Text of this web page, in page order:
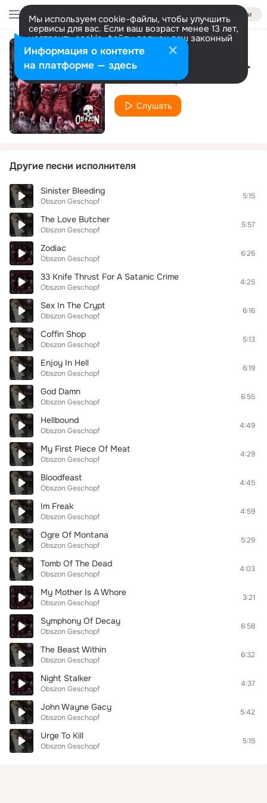
Войти
Мы используем cookie-файлы, чтобы улучшить
сервисы для вас. Если ваш возраст менее 13 лет,
настроить cookie-файлы должен ваш законный
представитель. Больше информации
Разрешить все Настроить The Cauldron Of Human Flesh
Obszon Geschopf
Слушать
Другие песни исполнителя
Sinister Bleeding
Obszon Geschopf
5:15
The Love Butcher
Obszon Geschopf
5:57
Zodiac
Obszon Geschopf
6:26
33 Knife Thrust For A Satanic Crime
Obszon Geschopf
4:25
Sex In The Crypt
Obszon Geschopf
6:16
Coffin Shop
Obszon Geschopf
5:13
Enjoy In Hell
Obszon Geschopf
6:19
God Damn
Obszon Geschopf
6:55
Hellbound
Obszon Geschopf
4:49
My First Piece Of Meat
Obszon Geschopf
4:29
Bloodfeast
Obszon Geschopf
4:45
Im Freak
Obszon Geschopf
4:59
Ogre Of Montana
Obszon Geschopf
5:29
Tomb Of The Dead
Obszon Geschopf
4:03
My Mother Is A Whore
Obszon Geschopf
3:21
Symphony Of Decay
Obszon Geschopf
6:58
The Beast Within
Obszon Geschopf
6:32
Night Stalker
Obszon Geschopf
4:37
John Wayne Gacy
Obszon Geschopf
5:42
Urge To Kill
Obszon Geschopf
5:15
Информация о контенте
на платформе — здесь